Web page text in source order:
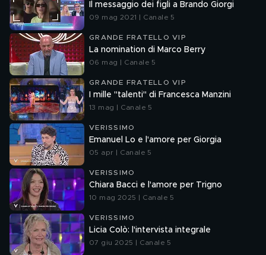
Il messaggio dei figli a Brando Giorgi
09 mag 2021 | Canale 5
GRANDE FRATELLO VIP
La nomination di Marco Berry
06 mag | Canale 5
GRANDE FRATELLO VIP
I mille "talenti" di Francesca Manzini
13 mag | Canale 5
VERISSIMO
Emanuel Lo e l'amore per Giorgia
05 apr | Canale 5
VERISSIMO
Chiara Bacci e l'amore per Trigno
10 mag 2025 | Canale 5
VERISSIMO
Licia Colò: l'intervista integrale
07 giu 2025 | Canale 5